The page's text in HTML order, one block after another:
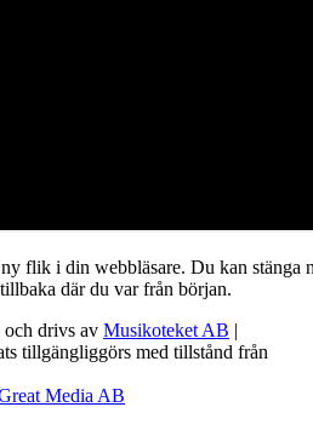
flik i din webbläsare. Du kan stänga
där du var från början.
drivs av Musikoteket AB |
tillgängliggörs med tillstånd från
Media AB